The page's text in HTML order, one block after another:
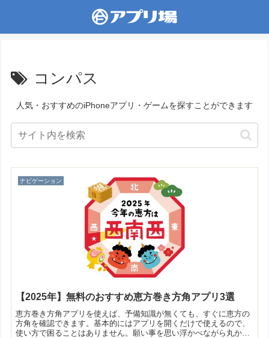
コンパス
人気・おすすめのiPhoneアプリ・ゲームを探すことができます
ナビゲーション
【2025年】無料のおすすめ恵方巻き方角アプリ3選
恵方巻き方角アプリを使えば、予備知識が無くても、すぐに恵方の
方角を確認できます。基本的にはアプリを開くだけで使えるので、
使い方で困ることはありません。願い事を思い浮かべながら丸かじ